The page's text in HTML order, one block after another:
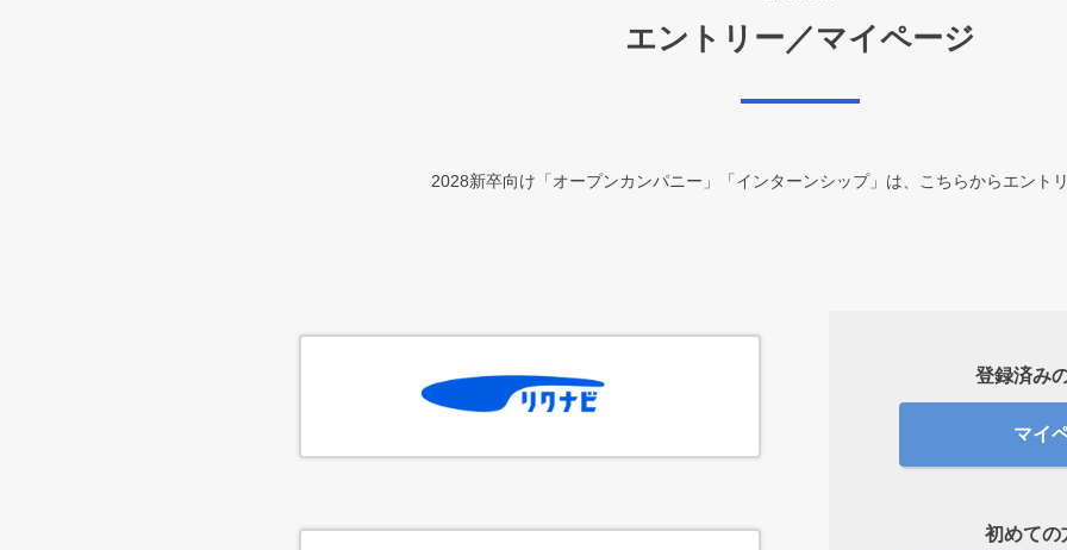
エントリー／マイページ
2028新卒向け「オープンカンパニー」「インターンシップ」は、こちらからエント
登録済み
マイ
初めての